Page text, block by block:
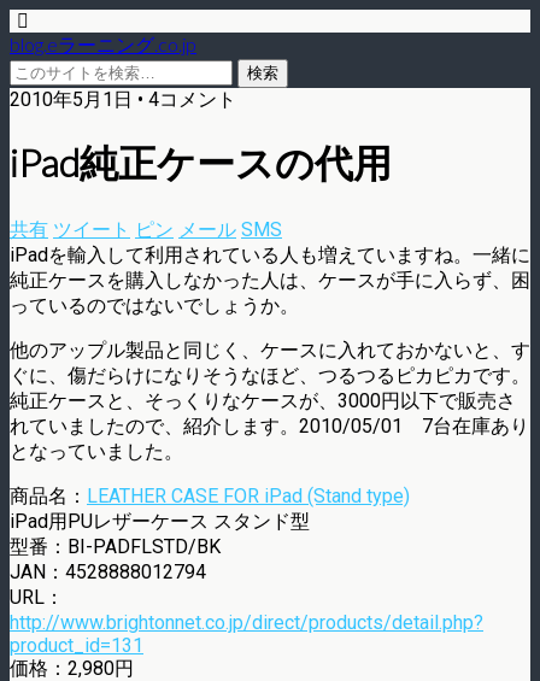
blog.eラーニング.co.jp
2010年5月1日 • 4コメント
iPad純正ケースの代用
共有 ツイート ピン メール SMS
iPadを輸入して利用されている人も増えていますね。一緒に
純正ケースを購入しなかった人は、ケースが手に入らず、困
っているのではないでしょうか。
他のアップル製品と同じく、ケースに入れておかないと、す
ぐに、傷だらけになりそうなほど、つるつるピカピカです。
純正ケースと、そっくりなケースが、3000円以下で販売さ
れていましたので、紹介します。2010/05/01 7台在庫あり
となっていました。
商品名： LEATHER CASE FOR iPad (Stand type)
iPad用PUレザーケース スタンド型
型番：BI-PADFLSTD/BK
JAN：4528888012794
URL：
http://www.brightonnet.co.jp/direct/products/detail.php?
product_id=131
価格：2,980円